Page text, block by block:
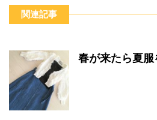
関連記事
春が来たら夏服